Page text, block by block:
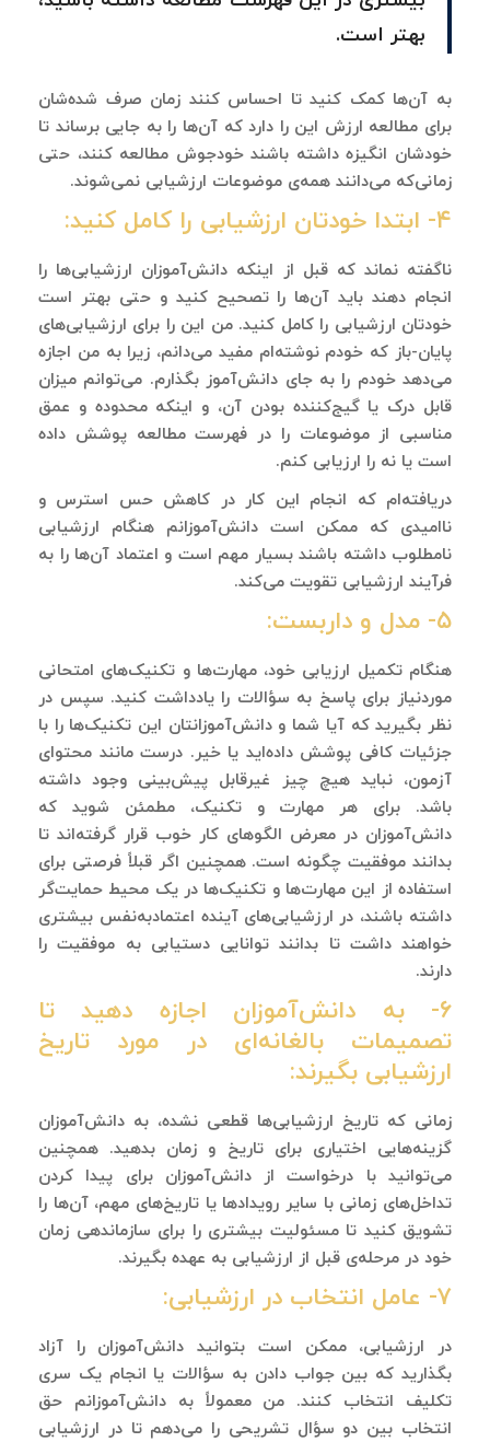
بهتر است.
به آن‌ها کمک کنید تا احساس کنند زمان صرف شده‌شان
برای مطالعه ارزش این را دارد که آن‌ها را به جایی برساند تا
خودشان انگیزه داشته باشند خودجوش مطالعه کنند، حتی
زمانی‌که می‌دانند همه‌ی موضوعات ارزشیابی نمی‌شوند.
۴- ابتدا خودتان ارزشیابی را کامل کنید:
ناگفته نماند که قبل از اینکه دانش‌آموزان ارزشیابی‌ها را
انجام دهند باید آن‌ها را تصحیح کنید و حتی بهتر است
خودتان ارزشیابی را کامل کنید. من این را برای ارزشیابی‌های
پایان-باز که خودم نوشته‌ام مفید می‌دانم، زیرا به من اجازه
می‌دهد خودم را به جای دانش‌آموز بگذارم. می‌توانم میزان
قابل درک یا گیج‌کننده بودن آن، و اینکه محدوده و عمق
مناسبی از موضوعات را در فهرست مطالعه پوشش داده
است یا نه را ارزیابی کنم.
دریافته‌ام که انجام این کار در کاهش حس استرس و
ناامیدی که ممکن است دانش‌آموزانم هنگام ارزشیابی
نامطلوب داشته باشند بسیار مهم است و اعتماد آن‌ها را به
فرآیند ارزشیابی تقویت می‌کند.
۵- مدل و داربست:
هنگام تکمیل ارزیابی خود، مهارت‌ها و تکنیک‌های امتحانی
موردنیاز برای پاسخ به سؤالات را یادداشت کنید. سپس در
نظر بگیرید که آیا شما و دانش‌آموزانتان این تکنیک‌ها را با
جزئیات کافی پوشش داده‌اید یا خیر. درست مانند محتوای
آزمون، نباید هیچ چیز غیرقابل پیش‌بینی وجود داشته
باشد. برای هر مهارت و تکنیک، مطمئن شوید که
دانش‌آموزان در معرض الگوهای کار خوب قرار گرفته‌اند تا
بدانند موفقیت چگونه است. همچنین اگر قبلاً فرصتی برای
استفاده از این مهارت‌ها و تکنیک‌ها در یک محیط حمایت‌گر
داشته باشند، در ارزشیابی‌های آینده اعتمادبه‌نفس بیشتری
خواهند داشت تا بدانند توانایی دستیابی به موفقیت را
دارند.
۶- به دانش‌آموزان اجازه دهید تا
تصمیمات بالغانه‌ای در مورد تاریخ
ارزشیابی بگیرند:
زمانی که تاریخ ارزشیابی‌ها قطعی نشده، به دانش‌آموزان
گزینه‌هایی اختیاری برای تاریخ و زمان بدهید. همچنین
می‌توانید با درخواست از دانش‌آموزان برای پیدا کردن
تداخل‌های زمانی با سایر رویدادها یا تاریخ‌های مهم، آن‌ها را
تشویق کنید تا مسئولیت بیشتری را برای سازماندهی زمان
خود در مرحله‌ی قبل از ارزشیابی به عهده بگیرند.
۷- عامل انتخاب در ارزشیابی:
در ارزشیابی، ممکن است بتوانید دانش‌آموزان را آزاد
بگذارید که بین جواب دادن به سؤالات یا انجام یک سری
تکلیف انتخاب کنند. من معمولاً به دانش‌آموزانم حق
انتخاب بین دو سؤال تشریحی را می‌دهم تا در ارزشیابی